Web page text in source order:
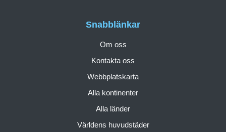
Snabblänkar
Om oss
Kontakta oss
Webbplatskarta
Alla kontinenter
Alla länder
Världens huvudstäder